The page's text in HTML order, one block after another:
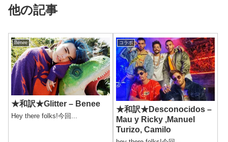
他の記事
Benee
★和訳★Glitter – Benee
Hey there folks!今回...
コラボ
★和訳★Desconocidos –
Mau y Ricky ,Manuel
Turizo, Camilo